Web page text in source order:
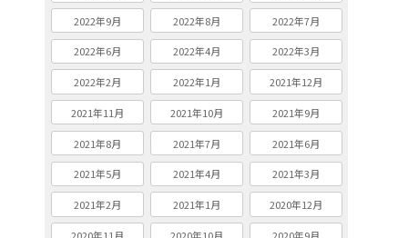
2022年9月 2022年8月 2022年7月
2022年6月 2022年4月 2022年3月
2022年2月 2022年1月 2021年12月
2021年11月 2021年10月 2021年9月
2021年8月 2021年7月 2021年6月
2021年5月 2021年4月 2021年3月
2021年2月 2021年1月 2020年12月
2020年11月 2020年10月 2020年9月